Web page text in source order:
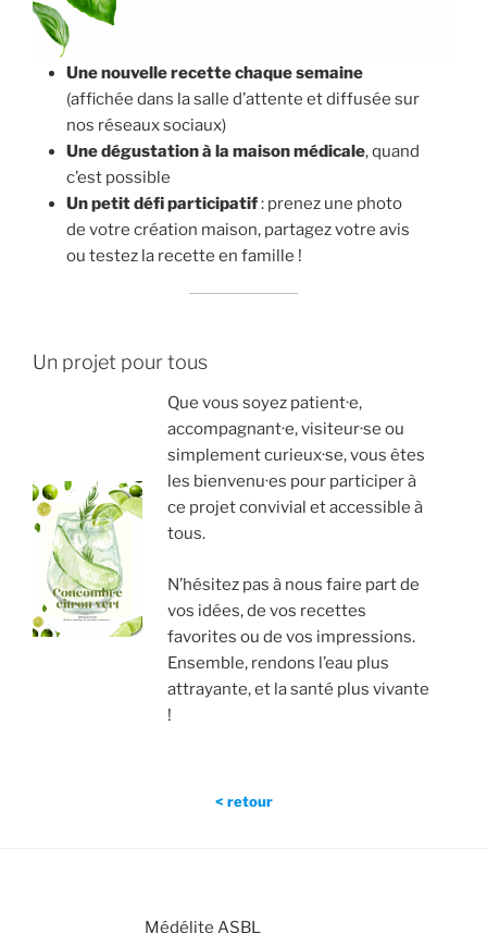
Une nouvelle recette chaque semaine
(affichée dans la salle d’attente et diffusée sur
nos réseaux sociaux)
Une dégustation à la maison médicale, quand
c’est possible
Un petit défi participatif: prenez une photo
de votre création maison, partagez votre avis
ou testez la recette en famille !
Un projet pour tous
Que vous soyez patient·e,
accompagnant·e, visiteur·se ou
simplement curieux·se, vous êtes
les bienvenu·es pour participer à
ce projet convivial et accessible à
tous.
N’hésitez pas à nous faire part de
vos idées, de vos recettes
favorites ou de vos impressions.
Ensemble, rendons l’eau plus
attrayante, et la santé plus vivante
!
< retour
Médélite ASBL